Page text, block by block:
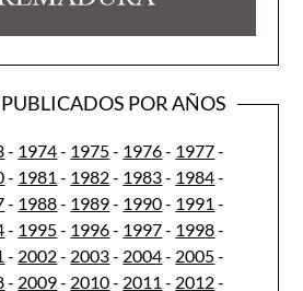
POR AÑOS
- 1974- 1975- 1976- 1977-
- 1981 - 1982- 1983- 1984-
- 1988- 1989- 1990- 1991 -
- 1995- 1996- 1997- 1998-
- 2002- 2003- 2004- 2005-
- 2009- 2010- 2011 - 2012-